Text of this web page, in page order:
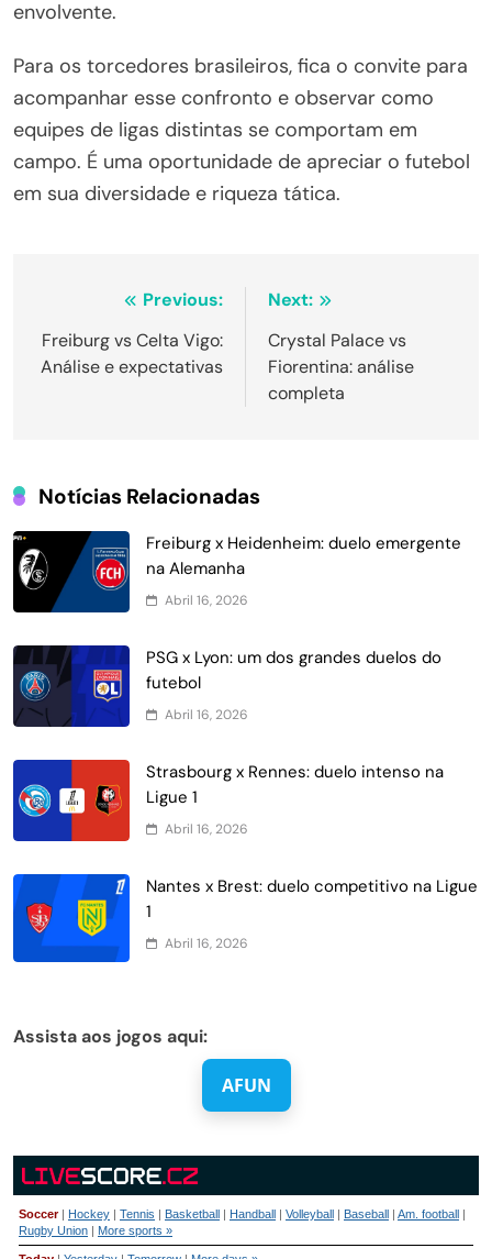
envolvente.
Para os torcedores brasileiros, fica o convite para
acompanhar esse confronto e observar como
equipes de ligas distintas se comportam em
campo. É uma oportunidade de apreciar o futebol
em sua diversidade e riqueza tática.
Navegação
de
Post
Previous:
Freiburg vs Celta Vigo:
Análise e expectativas
Next:
Crystal Palace vs
Fiorentina: análise
completa
Notícias Relacionadas
Freiburg x Heidenheim: duelo emergente
na Alemanha
Abril 16, 2026
PSG x Lyon: um dos grandes duelos do
futebol
Abril 16, 2026
Strasbourg x Rennes: duelo intenso na
Ligue 1
Abril 16, 2026
Nantes x Brest: duelo competitivo na Ligue
1
Abril 16, 2026
Assista aos jogos aqui:
AFUN